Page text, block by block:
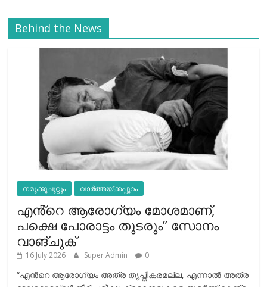
Behind the News
നമുക്കുചുറ്റും വാർത്തയ്ക്കപ്പുറം
എൻ്റെ ആരോഗ്യം മോശമാണ്,
പക്ഷെ പോരാട്ടം തുടരും” സോനം
വാങ്ചുക്
16 July 2026 Super Admin 0
“എന്‍റെ ആരോഗ്യം അത്ര തൃപ്തികരമല്ല, എന്നാൽ അത്ര